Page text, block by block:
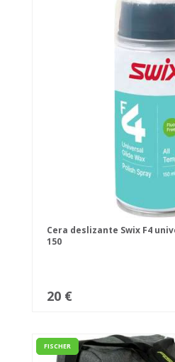
Cera deslizante Swix F4
150
20 €
FISCHER